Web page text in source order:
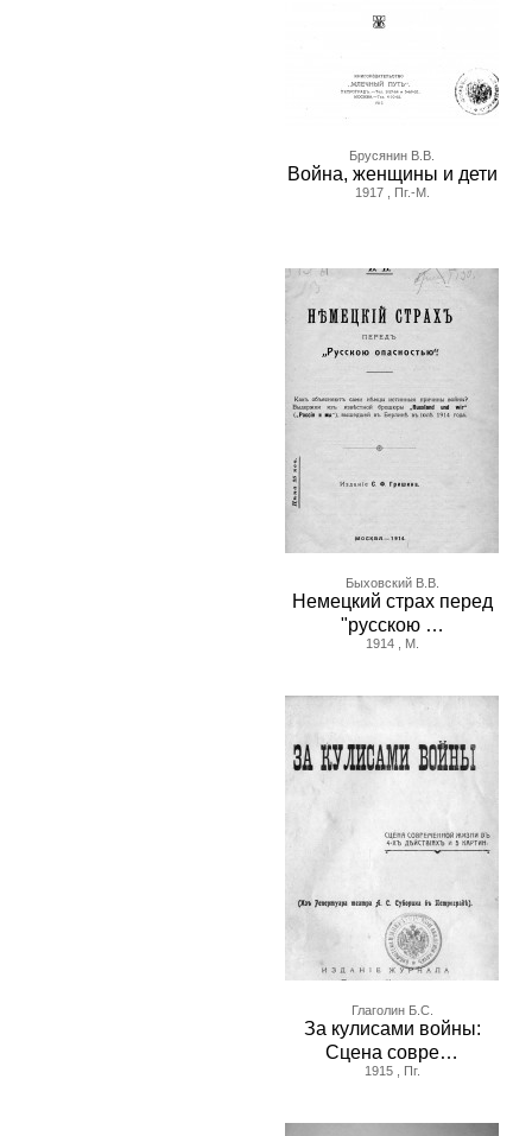
Брусянин В.В.
Война, женщины и дети
1917 , Пг.-М.
Быховский В.В.
Немецкий страх перед
"русскою …
1914 , М.
Глаголин Б.С.
За кулисами войны:
Сцена совре…
1915 , Пг.